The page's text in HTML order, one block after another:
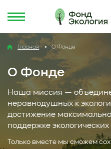
Главная О Фонде
О Фонде
Наша миссия —
неравнодушных к
достижение
поддержке экологических
Только вместе мы сможем